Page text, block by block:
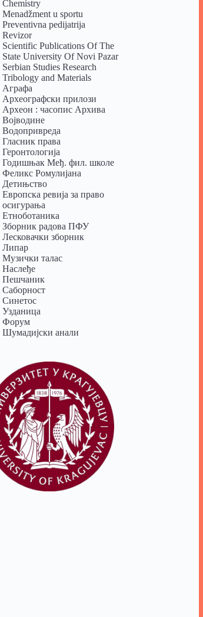
Chemistry
Menadžment u sportu
Preventivna pedijatrija
Revizor
Scientific Publications Of The
State University Of Novi Pazar
Serbian Studies Research
Tribology and Materials
Аграфа
Археографски прилози
Археон : часопис Архива
Војводине
Водопривреда
Гласник права
Геронтологија
Годишњак Међ. фил. школе
Феликс Ромулијана
Детињство
Европска ревија за право
осигурања
Eтноботаника
Зборник радова ПФУ
Лесковачки зборник
Липар
Музички талас
Наслеђе
Пешчаник
Саборност
Синетос
Узданица
Форум
Шумадијски анали